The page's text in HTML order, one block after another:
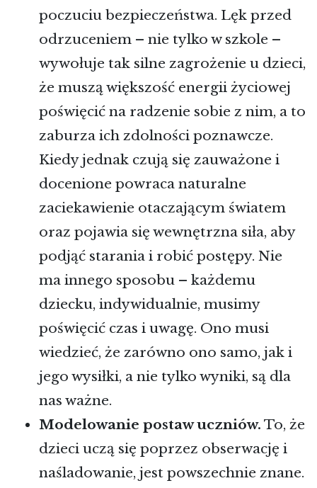
poczuciu bezpieczeństwa. Lęk przed
odrzuceniem – nie tylko w szkole –
wywołuje tak silne zagrożenie u dzieci,
że muszą większość energii życiowej
poświęcić na radzenie sobie z nim, a to
zaburza ich zdolności poznawcze.
Kiedy jednak czują się zauważone i
docenione powraca naturalne
zaciekawienie otaczającym światem
oraz pojawia się wewnętrzna siła, aby
podjąć starania i robić postępy. Nie
ma innego sposobu – każdemu
dziecku, indywidualnie, musimy
poświęcić czas i uwagę. Ono musi
wiedzieć, że zarówno ono samo, jak i
jego wysiłki, a nie tylko wyniki, są dla
nas ważne.
Modelowanie postaw uczniów. To, że
dzieci uczą się poprzez obserwację i
naśladowanie, jest powszechnie znane.